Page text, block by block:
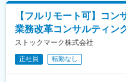
るオンライン・ワンスト
■研修・育成について：
・入社後の研修期間は概
・Salesforce、その他ソリ
・DTCと共通のマネージ
【フルリモート可】コ
業務改革コンサルティン
ストックマーク株式会社
正社員 転勤なし